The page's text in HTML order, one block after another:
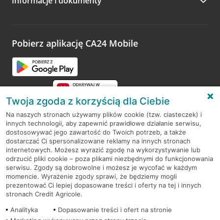
Zachęcamy do podzielenia się z nami opinią o wizycie.
opinie.
Pobierz aplikację CA24 Mobile
RODO
Regulamin serwisu
Mapa serwisu
PolitykaCookies
Twoja zgoda z korzyścią dla Ciebie
Na naszych stronach używamy plików cookie (tzw. ciasteczek) i
innych technologii, aby zapewnić prawidłowe działanie serwisu,
dostosowywać jego zawartość do Twoich potrzeb, a także
dostarczać Ci spersonalizowane reklamy na innych stronach
internetowych. Możesz wyrazić zgodę na wykorzystywanie lub
odrzucić pliki cookie – poza plikami niezbędnymi do funkcjonowania
serwisu. Zgody są dobrowolne i możesz je wycofać w każdym
momencie. Wyrażenie zgody sprawi, że będziemy mogli
prezentować Ci lepiej dopasowane treści i oferty na tej i innych
stronach Credit Agricole.
Analityka
Dopasowanie treści i ofert na stronie